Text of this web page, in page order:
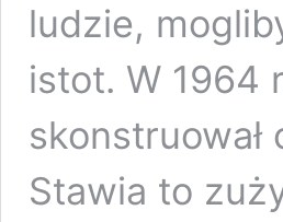
ludzie,
istot. W 1964
skonstruował
Stawia to